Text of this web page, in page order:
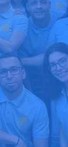
en lo que
importa
919